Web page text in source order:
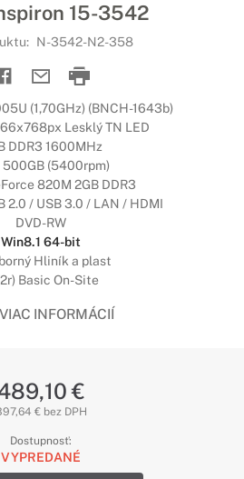
15-3542
N-3542-N2-358
(1,70GHz) (BNCH-1643b)
Lesklý TN LED
DDR3 1600MHz
500GB (5400rpm)
820M 2GB DDR3
2.0 / USB 3.0 / LAN / HDMI
DVD-RW
Win8.1 64-bit
Hliník a plast
Basic On-Site
VIAC INFORMÁCIÍ
€
€ bez DPH
Dostupnosť:
VYPREDANÉ